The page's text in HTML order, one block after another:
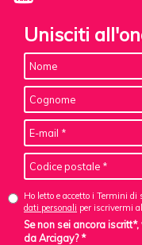
Unisciti
Ho letto e accetto i Termini di
dati personali per iscrivermi
Se non sei ancora
da Arcigay? *